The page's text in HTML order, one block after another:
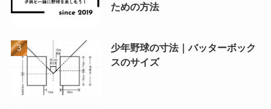
ための方法
少年野球の寸法｜バッターボック
スのサイズ